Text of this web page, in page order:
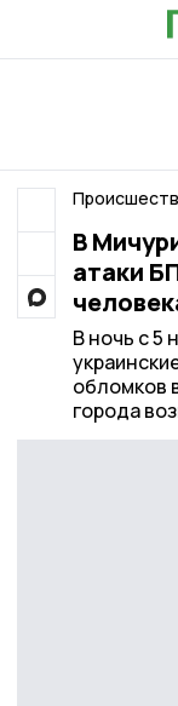
В
атаки
В ночь с 5
обломков
города